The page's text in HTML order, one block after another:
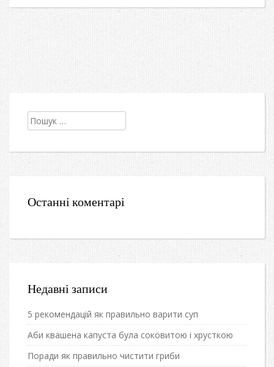
Пошук:
Останні коментарі
Недавні записи
5 рекомендацій як правильно варити суп
Аби квашена капуста була соковитою і хрусткою
Поради як правильно чистити гриби